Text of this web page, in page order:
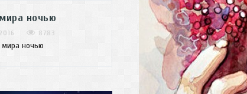
ночью
8783
мира ночью